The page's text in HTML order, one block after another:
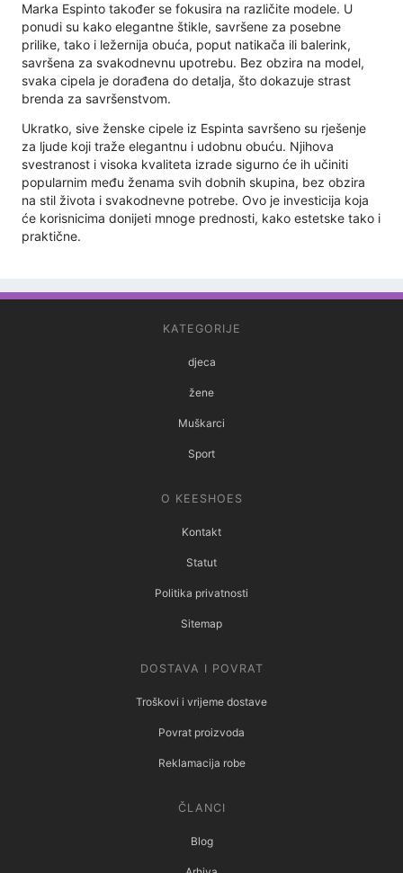
Marka Espinto također se fokusira na različite modele. U
ponudi su kako elegantne štikle, savršene za posebne
prilike, tako i ležernija obuća, poput natikača ili balerink,
savršena za svakodnevnu upotrebu. Bez obzira na model,
svaka cipela je dorađena do detalja, što dokazuje strast
brenda za savršenstvom.
Ukratko, sive ženske cipele iz Espinta savršeno su rješenje
za ljude koji traže elegantnu i udobnu obuću. Njihova
svestranost i visoka kvaliteta izrade sigurno će ih učiniti
popularnim među ženama svih dobnih skupina, bez obzira
na stil života i svakodnevne potrebe. Ovo je investicija koja
će korisnicima donijeti mnoge prednosti, kako estetske tako i
praktične.
KATEGORIJE
djeca
žene
Muškarci
Sport
O KEESHOES
Kontakt
Statut
Politika privatnosti
Sitemap
DOSTAVA I POVRAT
Troškovi i vrijeme dostave
Povrat proizvoda
Reklamacija robe
ČLANCI
Blog